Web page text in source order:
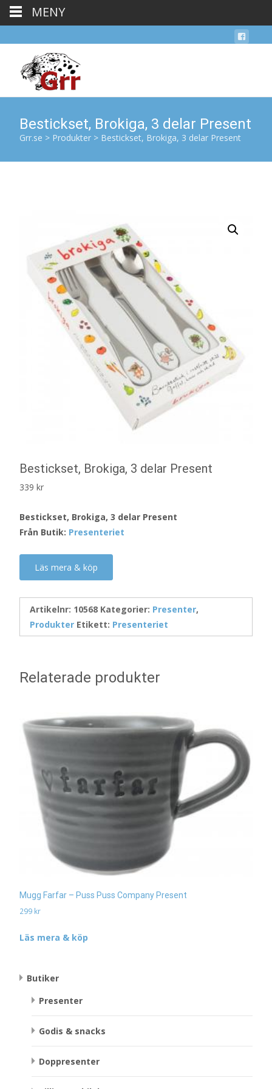
Bestickset, Brokiga, 3 delar Present
Grr.se > Produkter > Bestickset, Brokiga, 3 delar Present
Bestickset, Brokiga, 3 delar Present
339 kr
Bestickset, Brokiga, 3 delar Present
Från Butik: Presenteriet
Läs mera & köp
Artikelnr: 10568 Kategorier: Presenter,
Produkter Etikett: Presenteriet
Relaterade produkter
Mugg Farfar – Puss Puss Company Present
299 kr
Läs mera & köp
Butiker
Presenter
Godis & snacks
Doppresenter
MENY